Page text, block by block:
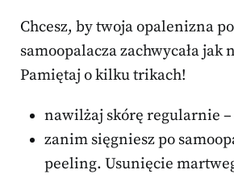
Chcesz, by twoja opalenizna
samoopalacza zachwycała jak
Pamiętaj o kilku trikach!
nawilżaj skórę regularnie –
zanim sięgniesz po
peeling. Usunięcie